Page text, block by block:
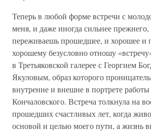
Теперь в любой форме встречи с
меня, и даже иногда сильнее
переживаешь прошедшее, и хорошее и
хорошему безусловно отношу
в Третьяковской галерее с Георгием
Якуловым, образ которого
внутренне и внешне в портрете
Кончаловского. Встреча толкнула на
прошедших счастливых лет, когда
основой и целью моего пути, а жизнь